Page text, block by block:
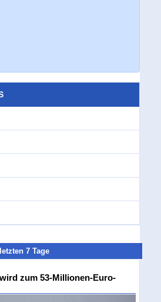
7 Tage
zum 53-Millionen-Euro-